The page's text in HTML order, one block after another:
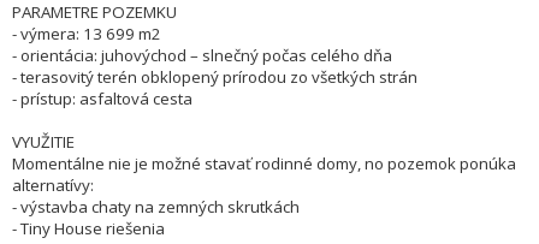
PARAMETRE POZEMKU
- výmera: 13 699 m2
- orientácia: juhovýchod – slnečný počas celého dňa
- terasovitý terén obklopený prírodou zo všetkých strán
- prístup: asfaltová cesta
VYUŽITIE
Momentálne nie je možné stavať rodinné domy, no pozemok ponúka
alternatívy:
- výstavba chaty na zemných skrutkách
- Tiny House riešenia